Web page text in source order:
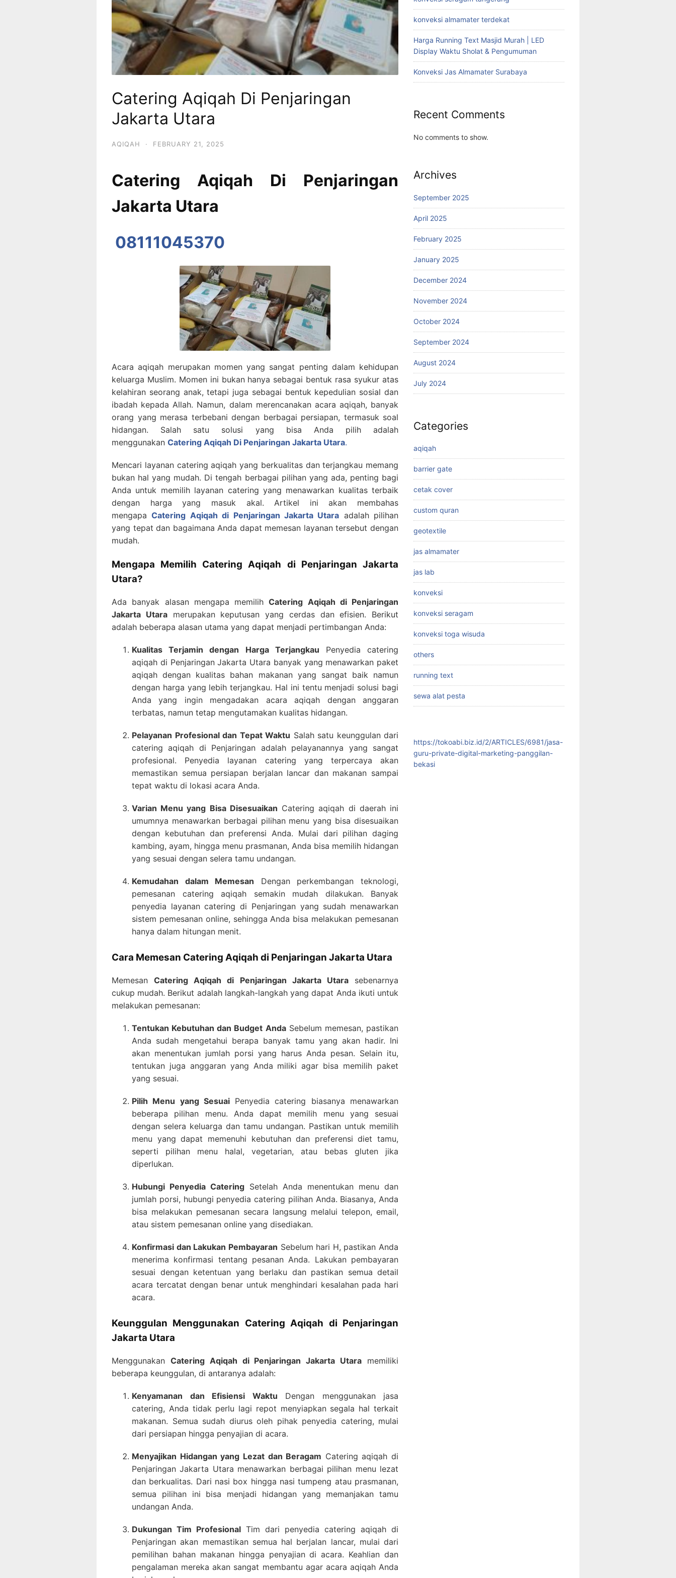
Catering Aqiqah Di Penjaringan
Jakarta Utara
AQIQAH · FEBRUARY 21, 2025
Catering Aqiqah Di Penjaringan
Jakarta Utara
08111045370
Acara aqiqah merupakan momen yang sangat penting dalam kehidupan
keluarga Muslim. Momen ini bukan hanya sebagai bentuk rasa syukur atas
kelahiran seorang anak, tetapi juga sebagai bentuk kepedulian sosial dan
ibadah kepada Allah. Namun, dalam merencanakan acara aqiqah, banyak
orang yang merasa terbebani dengan berbagai persiapan, termasuk soal
hidangan. Salah satu solusi yang bisa Anda pilih adalah
menggunakan Catering Aqiqah Di Penjaringan Jakarta Utara.
Mencari layanan catering aqiqah yang berkualitas dan terjangkau memang
bukan hal yang mudah. Di tengah berbagai pilihan yang ada, penting bagi
Anda untuk memilih layanan catering yang menawarkan kualitas terbaik
dengan harga yang masuk akal. Artikel ini akan membahas
mengapaCatering Aqiqah di Penjaringan Jakarta Utara adalah pilihan
yang tepat dan bagaimana Anda dapat memesan layanan tersebut dengan
mudah.
Mengapa Memilih Catering Aqiqah di Penjaringan Jakarta
Utara?
Ada banyak alasan mengapa memilihCatering Aqiqah di Penjaringan
Jakarta Utaramerupakan keputusan yang cerdas dan efisien. Berikut
adalah beberapa alasan utama yang dapat menjadi pertimbangan Anda:
Kualitas Terjamin dengan Harga Terjangkau Penyedia catering
aqiqah di Penjaringan Jakarta Utara banyak yang menawarkan paket
aqiqah dengan kualitas bahan makanan yang sangat baik namun
dengan harga yang lebih terjangkau. Hal ini tentu menjadi solusi bagi
Anda yang ingin mengadakan acara aqiqah dengan anggaran
terbatas, namun tetap mengutamakan kualitas hidangan.
Pelayanan Profesional dan Tepat Waktu Salah satu keunggulan dari
catering aqiqah di Penjaringan adalah pelayanannya yang sangat
profesional. Penyedia layanan catering yang terpercaya akan
memastikan semua persiapan berjalan lancar dan makanan sampai
tepat waktu di lokasi acara Anda.
Varian Menu yang Bisa Disesuaikan Catering aqiqah di daerah ini
umumnya menawarkan berbagai pilihan menu yang bisa disesuaikan
dengan kebutuhan dan preferensi Anda. Mulai dari pilihan daging
kambing, ayam, hingga menu prasmanan, Anda bisa memilih hidangan
yang sesuai dengan selera tamu undangan.
Kemudahan dalam Memesan Dengan perkembangan teknologi,
pemesanan catering aqiqah semakin mudah dilakukan. Banyak
penyedia layanan catering di Penjaringan yang sudah menawarkan
sistem pemesanan online, sehingga Anda bisa melakukan pemesanan
hanya dalam hitungan menit.
Cara Memesan Catering Aqiqah di Penjaringan Jakarta Utara
MemesanCatering Aqiqah di Penjaringan Jakarta Utarasebenarnya
cukup mudah. Berikut adalah langkah-langkah yang dapat Anda ikuti untuk
melakukan pemesanan:
Tentukan Kebutuhan dan Budget AndaSebelum memesan, pastikan
Anda sudah mengetahui berapa banyak tamu yang akan hadir. Ini
akan menentukan jumlah porsi yang harus Anda pesan. Selain itu,
tentukan juga anggaran yang Anda miliki agar bisa memilih paket
yang sesuai.
Pilih Menu yang SesuaiPenyedia catering biasanya menawarkan
beberapa pilihan menu. Anda dapat memilih menu yang sesuai
dengan selera keluarga dan tamu undangan. Pastikan untuk memilih
menu yang dapat memenuhi kebutuhan dan preferensi diet tamu,
seperti pilihan menu halal, vegetarian, atau bebas gluten jika
diperlukan.
Hubungi Penyedia Catering Setelah Anda menentukan menu dan
jumlah porsi, hubungi penyedia catering pilihan Anda. Biasanya, Anda
bisa melakukan pemesanan secara langsung melalui telepon, email,
atau sistem pemesanan online yang disediakan.
Konfirmasi dan Lakukan Pembayaran Sebelum hari H, pastikan Anda
menerima konfirmasi tentang pesanan Anda. Lakukan pembayaran
sesuai dengan ketentuan yang berlaku dan pastikan semua detail
acara tercatat dengan benar untuk menghindari kesalahan pada hari
acara.
Keunggulan Menggunakan Catering Aqiqah di Penjaringan
Jakarta Utara
Menggunakan Catering Aqiqah di Penjaringan Jakarta Utara memiliki
beberapa keunggulan, di antaranya adalah:
Kenyamanan dan Efisiensi Waktu Dengan menggunakan jasa
catering, Anda tidak perlu lagi repot menyiapkan segala hal terkait
makanan. Semua sudah diurus oleh pihak penyedia catering, mulai
dari persiapan hingga penyajian di acara.
Menyajikan Hidangan yang Lezat dan Beragam Catering aqiqah di
Penjaringan Jakarta Utara menawarkan berbagai pilihan menu lezat
dan berkualitas. Dari nasi box hingga nasi tumpeng atau prasmanan,
semua pilihan ini bisa menjadi hidangan yang memanjakan tamu
undangan Anda.
Dukungan Tim Profesional Tim dari penyedia catering aqiqah di
Penjaringan akan memastikan semua hal berjalan lancar, mulai dari
pemilihan bahan makanan hingga penyajian di acara. Keahlian dan
pengalaman mereka akan sangat membantu agar acara aqiqah Anda
konveksi almamater terdekat
Harga Running Text Masjid Murah | LED
Display Waktu Sholat & Pengumuman
Konveksi Jas Almamater Surabaya
Recent Comments
No comments to show.
Archives
September 2025
April 2025
February 2025
January 2025
December 2024
November 2024
October 2024
September 2024
August 2024
July 2024
Categories
aqiqah
barrier gate
cetak cover
custom quran
geotextile
jas almamater
jas lab
konveksi
konveksi seragam
konveksi toga wisuda
others
running text
sewa alat pesta
https://tokoabi.biz.id/2/ARTICLES/6981/jasa-
guru-private-digital-marketing-panggilan-
bekasi